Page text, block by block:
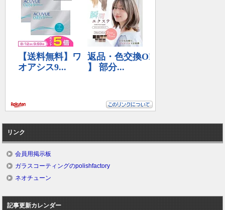
リンク
会員用掲示板
ガラスコーティングのpolishfactory
ネオチューン
記事更新カレンダー